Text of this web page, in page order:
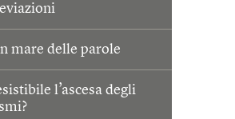
mare delle parole
l’ascesa degli